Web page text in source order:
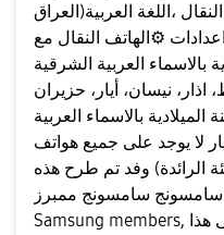
،اللغة العربية(العراق
⚙️الهاتف النقال مع
بالاسماء العربية الشرقية
اذار، نيسان، أيار، حزيران
بالاسماء العربية
لا يوجد على جميع هواتف
الرائدة) وفد تم طرح هذه
سامسونج ممبرز
Samsung members, وفي انتظار الرد والإجابة على هذا